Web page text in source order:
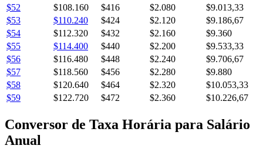
$52
$108.160 $416 $2.080
$9.013,33
$53
$110.240 $424 $2.120
$9.186,67
$54
$112.320 $432 $2.160
$9.360
$55
$114.400 $440 $2.200
$9.533,33
$56
$116.480 $448 $2.240
$9.706,67
$57
$118.560 $456 $2.280
$9.880
$58
$120.640 $464 $2.320
$10.053,33
$59
$122.720 $472 $2.360 $10.226,67
Conversor de Taxa Horária para Salário
Anual